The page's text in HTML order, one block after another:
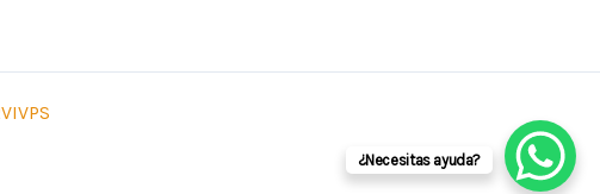
¿Necesitas ayuda?